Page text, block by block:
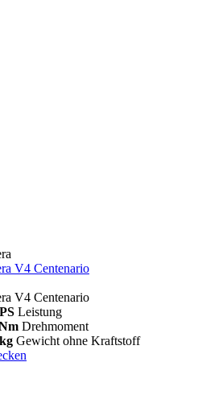
V4 Centenario
V4 Centenario
Leistung
Drehmoment
Gewicht ohne Kraftstoff